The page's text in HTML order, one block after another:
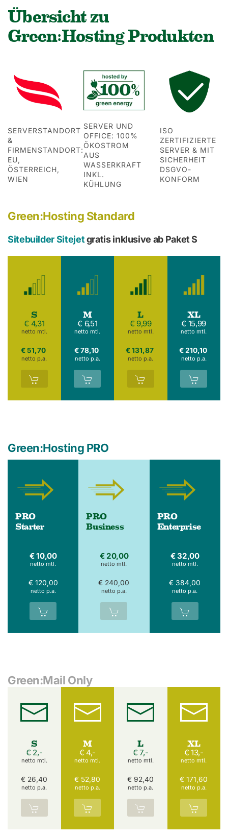
Übersicht zu
Green:Hosting Produkten
SERVERSTANDORT
&
FIRMENSTANDORT:
EU,
ÖSTERREICH,
WIEN
SERVER UND
OFFICE: 100%
ÖKOSTROM
AUS
WASSERKRAFT
INKL.
KÜHLUNG
ISO
ZERTIFIZIERTE
SERVER & MIT
SICHERHEIT
DSGVO-
KONFORM
Green:Hosting Standard
Sitebuilder Sitejetgratis inklusive ab Paket S
S
€ 4,31
netto mtl.
€ 51,70
netto p.a.
M
€ 6,51
netto mtl.
€ 78,10
netto p.a.
L
€ 9,99
netto mtl.
€ 131,87
netto p.a.
XL
€ 15,99
netto mtl.
€ 210,10
netto p.a.
Green:Hosting PRO
PRO
Starter
€ 10,00
netto mtl.
€ 120,00
netto p.a.
PRO
Business
€ 20,00
netto mtl.
€ 240,00
netto p.a.
PRO
Enterprise
€ 32,00
netto mtl.
€ 384,00
netto p.a.
Green:Mail Only
S
€ 2,-
netto mtl.
€ 26,40
netto p.a.
M
€ 4,-
netto mtl.
€ 52,80
netto p.a.
L
€ 7,-
netto mtl.
€ 92,40
netto p.a.
XL
€ 13,-
netto mtl.
€ 171,60
netto p.a.